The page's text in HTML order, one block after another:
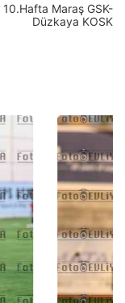
10.Hafta Maraş GSK-
Düzkaya KOSK